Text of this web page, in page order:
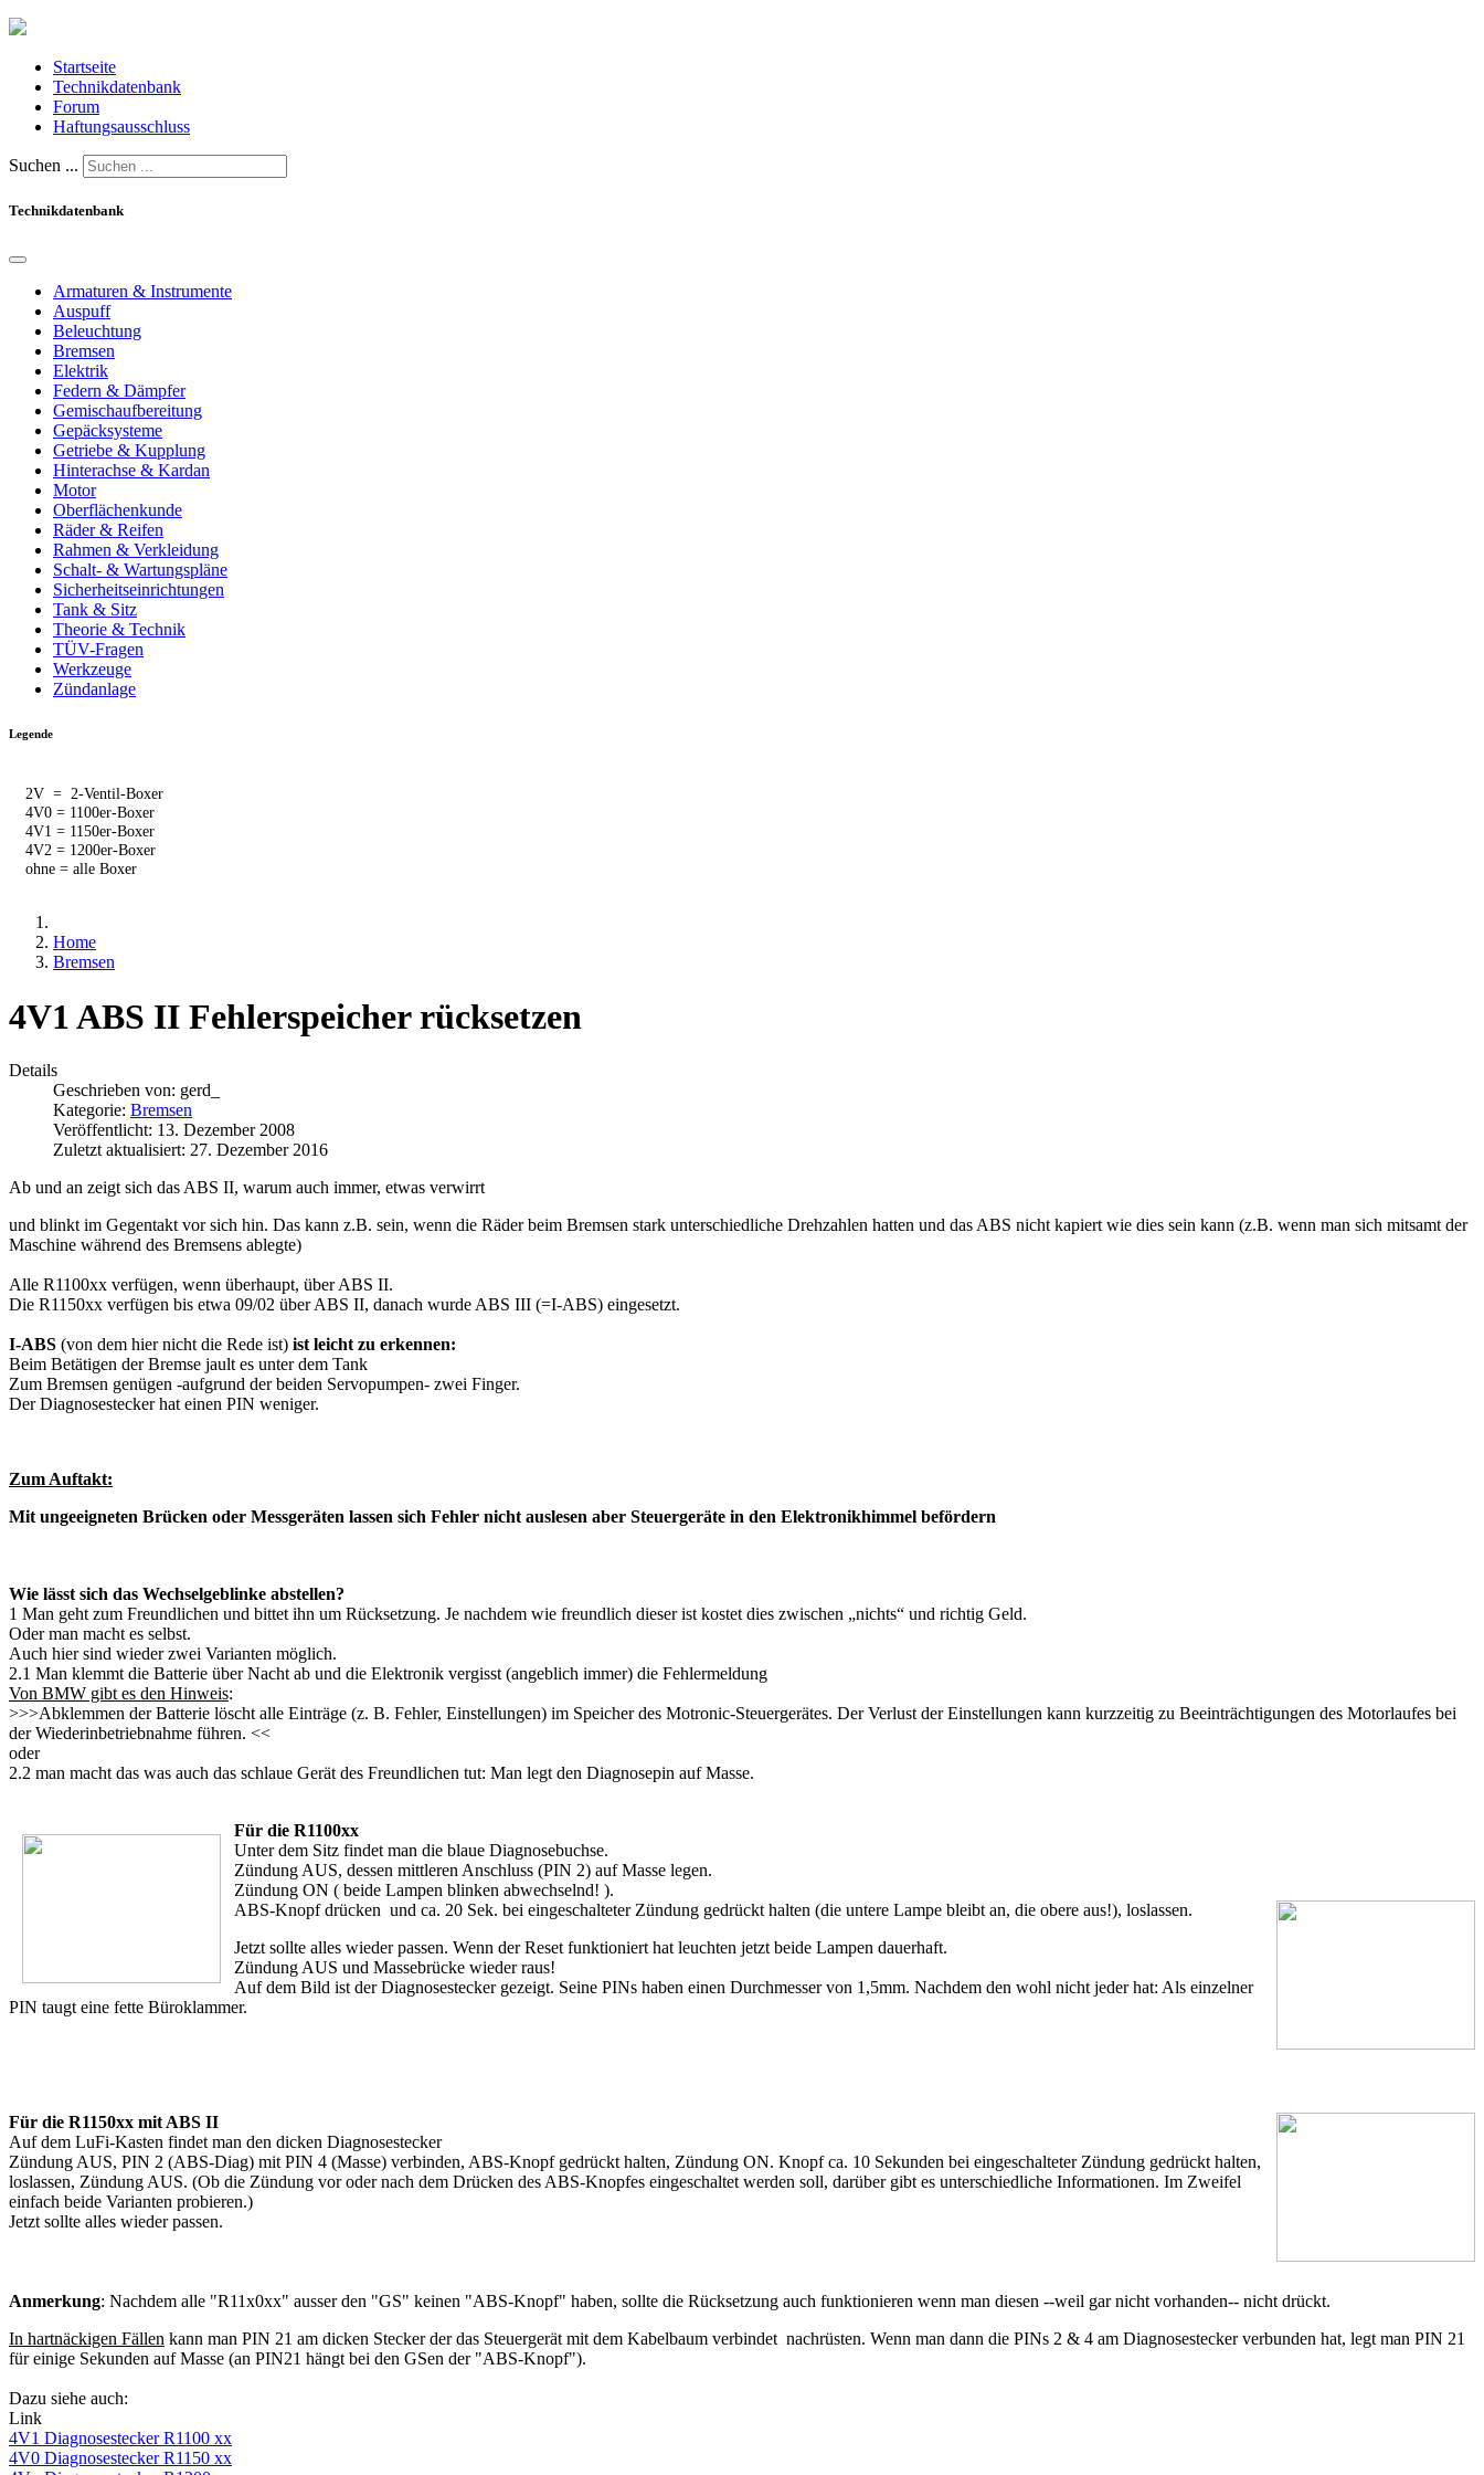
Startseite
Technikdatenbank
Forum
Haftungsausschluss
Suchen ...
Technikdatenbank
Armaturen & Instrumente
Auspuff
Beleuchtung
Bremsen
Elektrik
Federn & Dämpfer
Gemischaufbereitung
Gepäcksysteme
Getriebe & Kupplung
Hinterachse & Kardan
Motor
Oberflächenkunde
Räder & Reifen
Rahmen & Verkleidung
Schalt- & Wartungspläne
Sicherheitseinrichtungen
Tank & Sitz
Theorie & Technik
TÜV-Fragen
Werkzeuge
Zündanlage
Legende
2V = 2-Ventil-Boxer
4V0 = 1100er-Boxer
4V1 = 1150er-Boxer
4V2 = 1200er-Boxer
ohne = alle Boxer
Home
Bremsen
4V1 ABS II Fehlerspeicher rücksetzen
Details
Geschrieben von: gerd_
Kategorie: Bremsen
Veröffentlicht: 13. Dezember 2008
Zuletzt aktualisiert: 27. Dezember 2016
Ab und an zeigt sich das ABS II, warum auch immer, etwas verwirrt
und blinkt im Gegentakt vor sich hin. Das kann z.B. sein, wenn die Räder beim Bremsen stark unterschiedliche Drehzahlen hatten und das ABS nicht kapiert wie dies sein kann (z.B. wenn man sich mitsamt der
Maschine während des Bremsens ablegte)
Alle R1100xx verfügen, wenn überhaupt, über ABS II.
Die R1150xx verfügen bis etwa 09/02 über ABS II, danach wurde ABS III (=I-ABS) eingesetzt.
I-ABS (von dem hier nicht die Rede ist) ist leicht zu erkennen:
Beim Betätigen der Bremse jault es unter dem Tank
Zum Bremsen genügen -aufgrund der beiden Servopumpen- zwei Finger.
Der Diagnosestecker hat einen PIN weniger.
Zum Auftakt:
Mit ungeeigneten Brücken oder Messgeräten lassen sich Fehler nicht auslesen aber Steuergeräte in den Elektronikhimmel befördern
Wie lässt sich das Wechselgeblinke abstellen?
1 Man geht zum Freundlichen und bittet ihn um Rücksetzung. Je nachdem wie freundlich dieser ist kostet dies zwischen „nichts“ und richtig Geld.
Oder man macht es selbst.
Auch hier sind wieder zwei Varianten möglich.
2.1 Man klemmt die Batterie über Nacht ab und die Elektronik vergisst (angeblich immer) die Fehlermeldung
Von BMW gibt es den Hinweis:
>>>Abklemmen der Batterie löscht alle Einträge (z. B. Fehler, Einstellungen) im Speicher des Motronic-Steuergerätes. Der Verlust der Einstellungen kann kurzzeitig zu Beeinträchtigungen des Motorlaufes bei
der Wiederinbetriebnahme führen. <<
oder
2.2 man macht das was auch das schlaue Gerät des Freundlichen tut: Man legt den Diagnosepin auf Masse.
Für die R1100xx
Unter dem Sitz findet man die blaue Diagnosebuchse.
Zündung AUS, dessen mittleren Anschluss (PIN 2) auf Masse legen.
Zündung ON ( beide Lampen blinken abwechselnd! ).
ABS-Knopf drücken und ca. 20 Sek. bei eingeschalteter Zündung gedrückt halten (die untere Lampe bleibt an, die obere aus!), loslassen.
Jetzt sollte alles wieder passen. Wenn der Reset funktioniert hat leuchten jetzt beide Lampen dauerhaft.
Zündung AUS und Massebrücke wieder raus!
Auf dem Bild ist der Diagnosestecker gezeigt. Seine PINs haben einen Durchmesser von 1,5mm. Nachdem den wohl nicht jeder hat: Als einzelner
PIN taugt eine fette Büroklammer.
Für die R1150xx mit ABS II
Auf dem LuFi-Kasten findet man den dicken Diagnosestecker
Zündung AUS, PIN 2 (ABS-Diag) mit PIN 4 (Masse) verbinden, ABS-Knopf gedrückt halten, Zündung ON. Knopf ca. 10 Sekunden bei eingeschalteter Zündung gedrückt halten,
loslassen, Zündung AUS. (Ob die Zündung vor oder nach dem Drücken des ABS-Knopfes eingeschaltet werden soll, darüber gibt es unterschiedliche Informationen. Im Zweifel
einfach beide Varianten probieren.)
Jetzt sollte alles wieder passen.
Anmerkung: Nachdem alle "R11x0xx" ausser den "GS" keinen "ABS-Knopf" haben, sollte die Rücksetzung auch funktionieren wenn man diesen --weil gar nicht vorhanden-- nicht drückt.
In hartnäckigen Fällen kann man PIN 21 am dicken Stecker der das Steuergerät mit dem Kabelbaum verbindet nachrüsten. Wenn man dann die PINs 2 & 4 am Diagnosestecker verbunden hat, legt man PIN 21
für einige Sekunden auf Masse (an PIN21 hängt bei den GSen der "ABS-Knopf").
Dazu siehe auch:
Link
4V1 Diagnosestecker R1100 xx
4V0 Diagnosestecker R1150 xx